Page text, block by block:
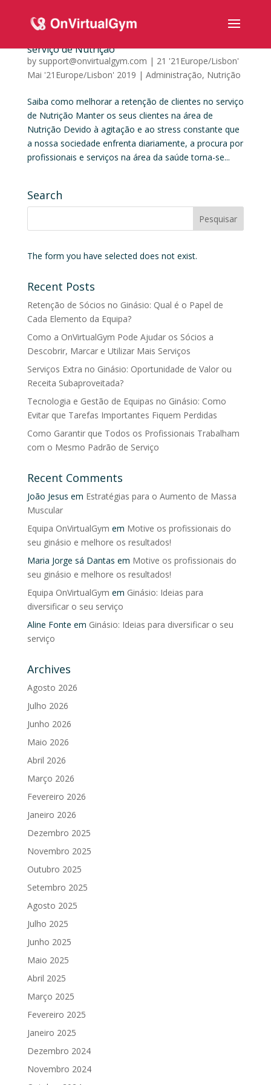
serviço de Nutrição
by support@onvirtualgym.com | 21 '21Europe/Lisbon'
Mai '21Europe/Lisbon' 2019 | Administração, Nutrição
Saiba como melhorar a retenção de clientes no serviço
de Nutrição Manter os seus clientes na área de
Nutrição Devido à agitação e ao stress constante que
a nossa sociedade enfrenta diariamente, a procura por
profissionais e serviços na área da saúde torna-se...
Search
The form you have selected does not exist.
Recent Posts
Retenção de Sócios no Ginásio: Qual é o Papel de
Cada Elemento da Equipa?
Como a OnVirtualGym Pode Ajudar os Sócios a
Descobrir, Marcar e Utilizar Mais Serviços
Serviços Extra no Ginásio: Oportunidade de Valor ou
Receita Subaproveitada?
Tecnologia e Gestão de Equipas no Ginásio: Como
Evitar que Tarefas Importantes Fiquem Perdidas
Como Garantir que Todos os Profissionais Trabalham
com o Mesmo Padrão de Serviço
Recent Comments
João Jesus em Estratégias para o Aumento de Massa
Muscular
Equipa OnVirtualGym em Motive os profissionais do
seu ginásio e melhore os resultados!
Maria Jorge sá Dantas em Motive os profissionais do
seu ginásio e melhore os resultados!
Equipa OnVirtualGym em Ginásio: Ideias para
diversificar o seu serviço
Aline Fonte em Ginásio: Ideias para diversificar o seu
serviço
Archives
Agosto 2026
Julho 2026
Junho 2026
Maio 2026
Abril 2026
Março 2026
Fevereiro 2026
Janeiro 2026
Dezembro 2025
Novembro 2025
Outubro 2025
Setembro 2025
Agosto 2025
Julho 2025
Junho 2025
Maio 2025
Abril 2025
Março 2025
Fevereiro 2025
Janeiro 2025
Dezembro 2024
Novembro 2024